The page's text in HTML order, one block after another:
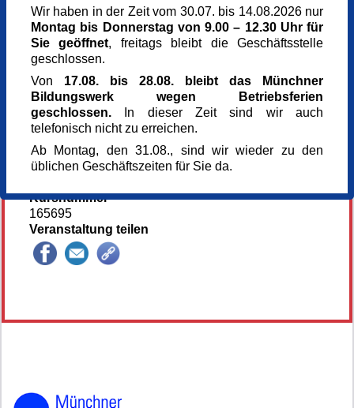
Veranstaltungsort
Kunst im Turm - St. Clemens
Arnulfstr. 166
80634 München
Kursgebühr
85 €
Referent_in
Gerhard Marquard
Künstler
Anmeldung bis
Kursnummer
165695
Veranstaltung teilen
Wir haben in der Zeit vom 30.07. bis 14.08.2026 nur
Montag bis Donnerstag von 9.00 – 12.30 Uhr für
Sie geöffnet, freitags bleibt die Geschäftsstelle
geschlossen.
Von 17.08. bis 28.08. bleibt das Münchner
Bildungswerk wegen Betriebsferien
geschlossen. In dieser Zeit sind wir auch
telefonisch nicht zu erreichen.
Ab Montag, den 31.08., sind wir wieder zu den
üblichen Geschäftszeiten für Sie da.